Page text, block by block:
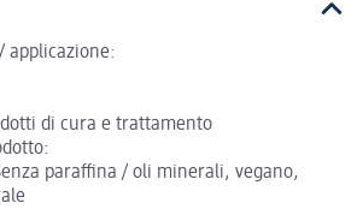
applicazione:
di cura e trattamento
paraffina / oli minerali, vegano,